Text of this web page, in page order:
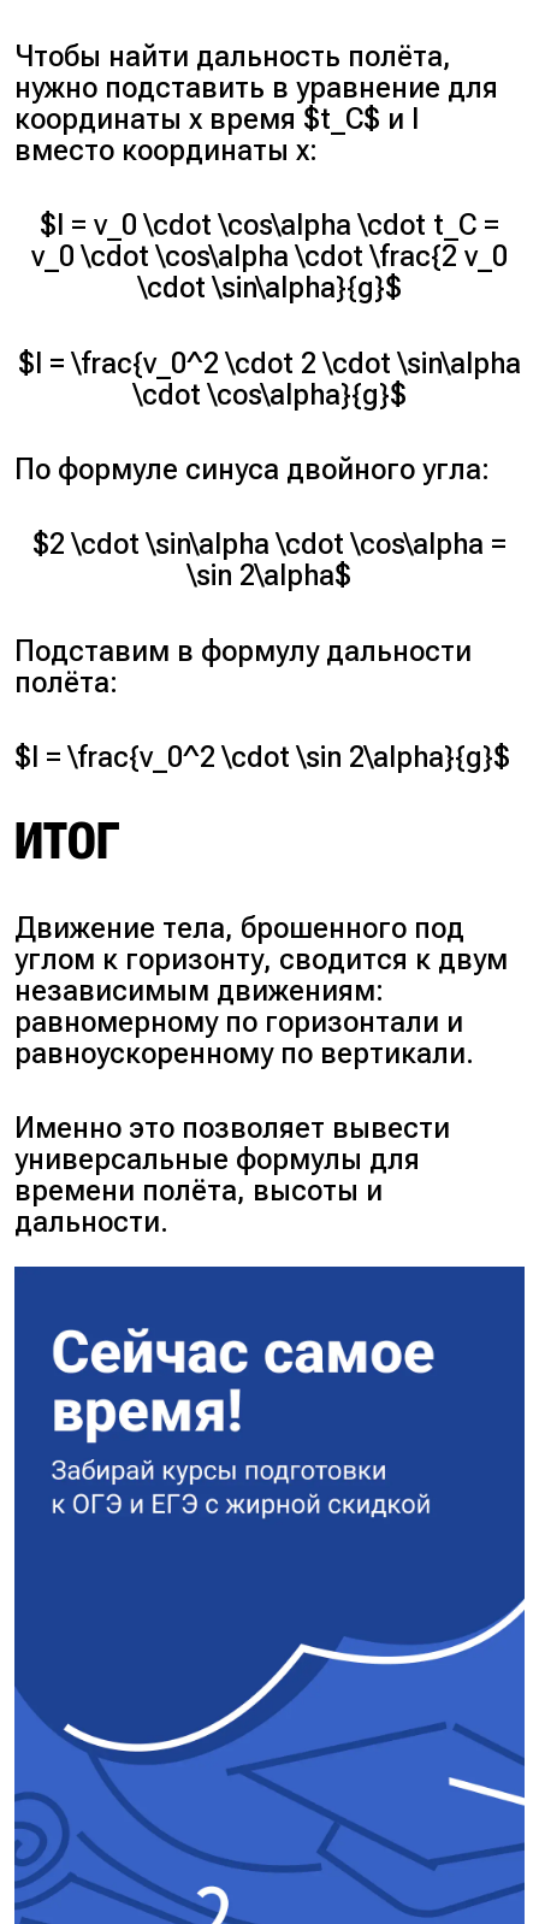
Чтобы найти дальность полёта,
нужно подставить в уравнение для
координаты x время $t_С$ и
вместо координатыx:
$l = v_0 \cdot \cos\alpha \cdot t_C =
v_0 \cdot \cos\alpha \cdot \frac{2 v_0
\cdot \sin\alpha}{g}$
$l = \frac{v_0^2 \cdot 2 \cdot \sin\alpha
\cdot \cos\alpha}{g}$
По формуле синуса двойного угла:
$2 \cdot \sin\alpha \cdot \cos\alpha =
\sin 2\alpha$
Подставим в формулу дальности
полёта:
$l = \frac{v_0^2 \cdot \sin 2\alpha}{g}$
ИТОГ
Движение тела, брошенного под
углом к горизонту, сводится к двум
независимым движениям:
равномерному по горизонтали и
равноускоренному по вертикали.
Именно это позволяет вывести
универсальные формулы для
времени полёта, высоты и
дальности.